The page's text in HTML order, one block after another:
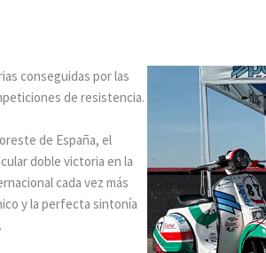
conseguidas por las
de resistencia.
de España, el
doble victoria en la
cada vez más
y la perfecta sintonía